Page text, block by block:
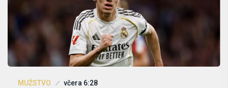
MUŽSTVO včera 6:28